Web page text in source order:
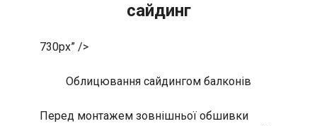
сайдинг
730px” />
Облицювання сайдингом балконів
Перед монтажем зовнішньої обшивки